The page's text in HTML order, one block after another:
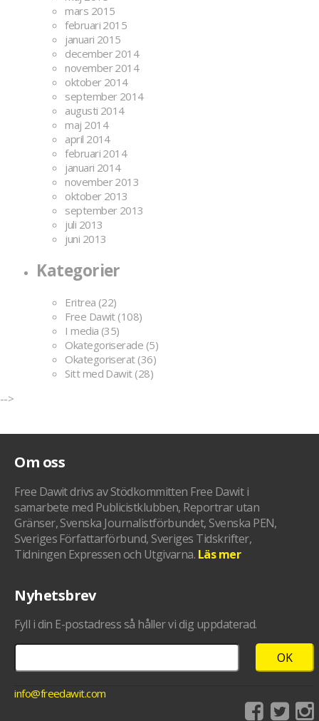
mars 2015
februari 2015
januari 2015
december 2014
november 2014
oktober 2014
september 2014
augusti 2014
maj 2014
april 2014
februari 2014
januari 2014
november 2013
oktober 2013
september 2013
juli 2013
juni 2013
Kategorier
Eritrea (22)
Free Dawit(108)
I media (35)
Okategoriserade (5)
Okategoriserat(36)
Sitt med Dawit(28)
-->
Om oss
Free Dawit drivs av Stödkommitten Free Dawit i
samarbete med Publicistklubben, Reportrar utan
Gränser, Svenska Journalistförbundet, Svenska PEN,
Sveriges Författarförbund, Sveriges Tidskrifter,
Tidningen Expressen och Utgivarna. Läs mer
Nyhetsbrev
Fyll i din E-postadress så håller vi dig uppdaterad.
info@freedawit.com